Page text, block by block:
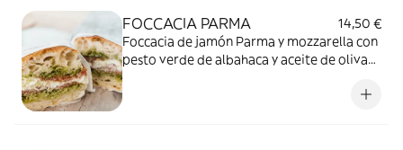
FOCCACIA PARMA
14,50 €
Foccacia de jamón Parma y mozzarella con
pesto verde de albahaca y aceite de oliva